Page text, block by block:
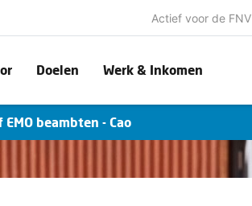
Actief voor de FNV
Doelen Werk & Inkomen
beambten - Cao